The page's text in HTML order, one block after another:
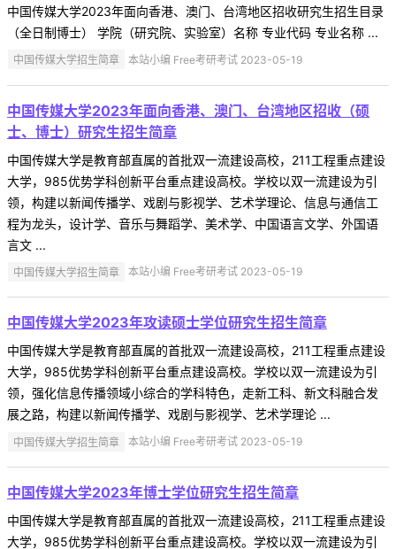
中国传媒大学2023年面向香港、澳门、台湾地区招收研究生招生目录
（全日制博士） 学院（研究院、实验室）名称 专业代码 专业名称 ...
中国传媒大学招生简章 本站小编 Free考研考试 2023-05-19
中国传媒大学2023年面向香港、澳门、台湾地区招收（硕
士、博士）研究生招生简章
中国传媒大学是教育部直属的首批双一流建设高校，211工程重点建设
大学，985优势学科创新平台重点建设高校。学校以双一流建设为引
领，构建以新闻传播学、戏剧与影视学、艺术学理论、信息与通信工
程为龙头，设计学、音乐与舞蹈学、美术学、中国语言文学、外国语
言文 ...
中国传媒大学招生简章 本站小编 Free考研考试 2023-05-19
中国传媒大学2023年攻读硕士学位研究生招生简章
中国传媒大学是教育部直属的首批双一流建设高校，211工程重点建设
大学，985优势学科创新平台重点建设高校。学校以双一流建设为引
领，强化信息传播领域小综合的学科特色，走新工科、新文科融合发
展之路，构建以新闻传播学、戏剧与影视学、艺术学理论 ...
中国传媒大学招生简章 本站小编 Free考研考试 2023-05-19
中国传媒大学2023年博士学位研究生招生简章
中国传媒大学是教育部直属的首批双一流建设高校，211工程重点建设
大学，985优势学科创新平台重点建设高校。学校以双一流建设为引